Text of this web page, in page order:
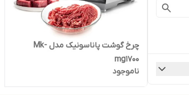
چرخ گوشت پاناسونیک مدل Mk-
mg1700
ناموجود